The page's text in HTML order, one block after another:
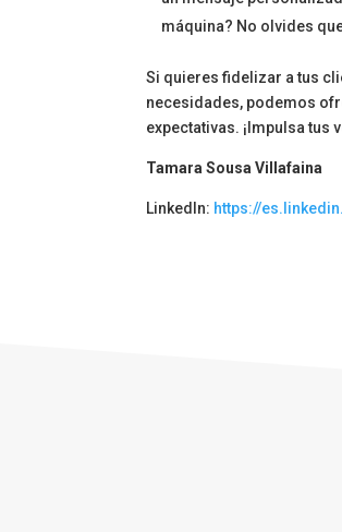
máquina? No olvides
Si quieres fidelizar a tus
necesidades, podemos
expectativas. ¡Impulsa tus
Tamara Sousa Villafaina
LinkedIn: https://